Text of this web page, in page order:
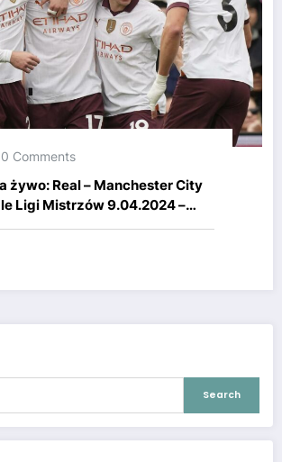
0 Comments
żywo: Real – Manchester City
Ligi Mistrzów 9.04.2024 –
online.
Search